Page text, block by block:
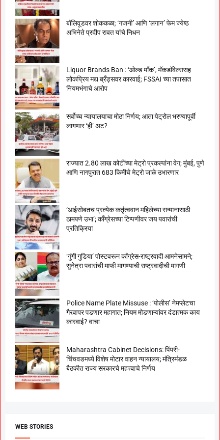
बॉलिवूडवर शोककळा; ‘गजनी’ आणि ‘लगान’ फेम ज्येष्ठ
अभिनेते प्रदीप रावत यांचे निधन
Liquor Brands Ban : ‘ओल्ड मॉंक’, मॅकडॉवेल्ससह
लोकप्रिय मद्य ब्रँड्सवर कारवाई; FSSAI च्या तपासात
नियमभंगाचे आरोप
सर्वोच्च न्यायालयाचा मोठा निर्णय; आता पेट्रोल भरण्यापूर्वी
लागणार ‘ही’ अट?
राज्यात 2.80 लाख कोटींच्या मेट्रो प्रकल्पांना वेग; मुंबई, पुणे
आणि नागपुरात 683 किमीचे मेट्रो जाळे उभारणार
‘आईसोबतच प्रत्येक कर्तृत्ववान महिलेच्या सन्मानासाठी
ठामपणे उभा’; काँग्रेसच्या टिप्पणीवर जय पवारांची
प्रतिक्रिया
‘गुंगी गुडिया’ पोस्टवरून काँग्रेस-राष्ट्रवादी आमनेसामने;
सुनेत्रा पवारांची माफी मागण्याची राष्ट्रवादीची मागणी
Police Name Plate Missuse : ‘पोलीस’ नेमप्लेटचा
गैरवापर पडणार महागात; नियम मोडणाऱ्यांवर दंडात्मक काय
कारवाई? वाचा
Maharashtra Cabinet Decisions: पिंपरी-
चिंचवडमध्ये विशेष मोटार वाहन न्यायालय; मंत्रिमंडळ
बैठकीत राज्य सरकारचे महत्त्वाचे निर्णय
WEB STORIES